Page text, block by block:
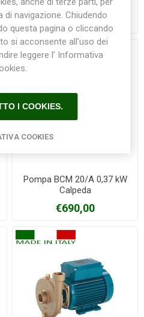
pompe 1,2 Kg IDROMAT
Calpeda
€125,00
Pompa BCM 20/A 0,37 kW
Calpeda
€690,00
di navigazione. Chiudendo
questa pagina o cliccando
si acconsente all’uso dei
leggere l’ Informativa
I COOKIES.
COOKIES